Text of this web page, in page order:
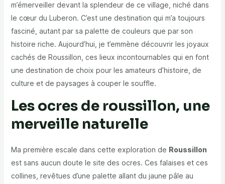
m’émerveiller devant la splendeur de ce village, niché dans
le cœur du Luberon. C’est une destination qui m’a toujours
fasciné, autant par sa palette de couleurs que par son
histoire riche. Aujourd’hui, je t’emmène découvrir les joyaux
cachés de Roussillon, ces lieux incontournables qui en font
une destination de choix pour les amateurs d’histoire, de
culture et de paysages à couper le souffle.
Les ocres de roussillon, une
merveille naturelle
Ma première escale dans cette exploration de Roussillon
est sans aucun doute le site des ocres. Ces falaises et ces
collines, revêtues d’une palette allant du jaune pâle au